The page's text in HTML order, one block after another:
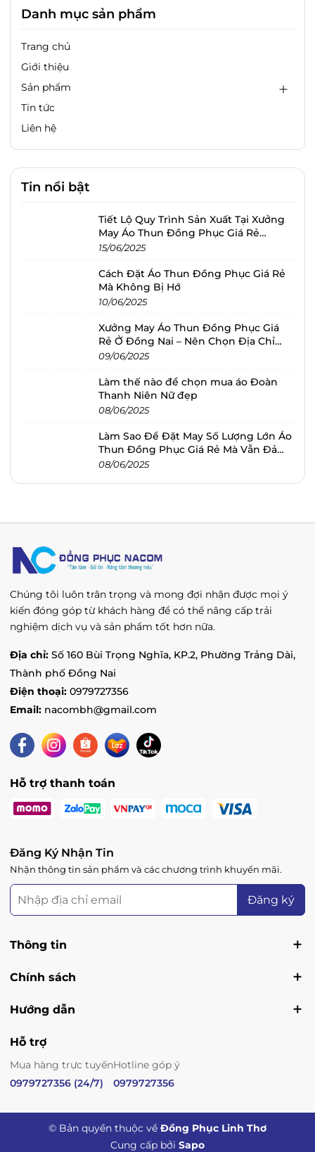
Danh mục sản phẩm
Trang chủ
Giới thiệu
Sản phẩm
Tin tức
Liên hệ
Tin nổi bật
Tiết Lộ Quy Trình Sản Xuất Tại Xưởng
May Áo Thun Đồng Phục Giá Rẻ
Nacom
15/06/2025
Cách Đặt Áo Thun Đồng Phục Giá Rẻ
Mà Không Bị Hớ
10/06/2025
Xưởng May Áo Thun Đồng Phục Giá
Rẻ Ở Đồng Nai – Nên Chọn Địa Chỉ
Nào?
09/06/2025
Làm thế nào để chọn mua áo Đoàn
Thanh Niên Nữ đẹp
08/06/2025
Làm Sao Để Đặt May Số Lượng Lớn Áo
Thun Đồng Phục Giá Rẻ Mà Vẫn Đảm
Bảo Tiến Độ?
08/06/2025
Chúng tôi luôn trân trọng và mong đợi nhận được mọi ý
kiến đóng góp từ khách hàng để có thể nâng cấp trải
nghiệm dịch vụ và sản phẩm tốt hơn nữa.
Địa chỉ: Số 160 Bùi Trọng Nghĩa, KP.2, Phường Trảng Dài,
Thành phố Đồng Nai
Điện thoại: 0979727356
Email: nacombh@gmail.com
Hỗ trợ thanh toán
Đăng Ký Nhận Tin
Nhận thông tin sản phẩm và các chương trình khuyến mãi.
Đăng ký
Thông tin
Chính sách
Hướng dẫn
Hỗ trợ
Mua hàng trực tuyến
0979727356 (24/7)
Hotline góp ý
0979727356
© Bản quyền thuộc về Đồng Phục Linh Thơ
Cung cấp bởi Sapo